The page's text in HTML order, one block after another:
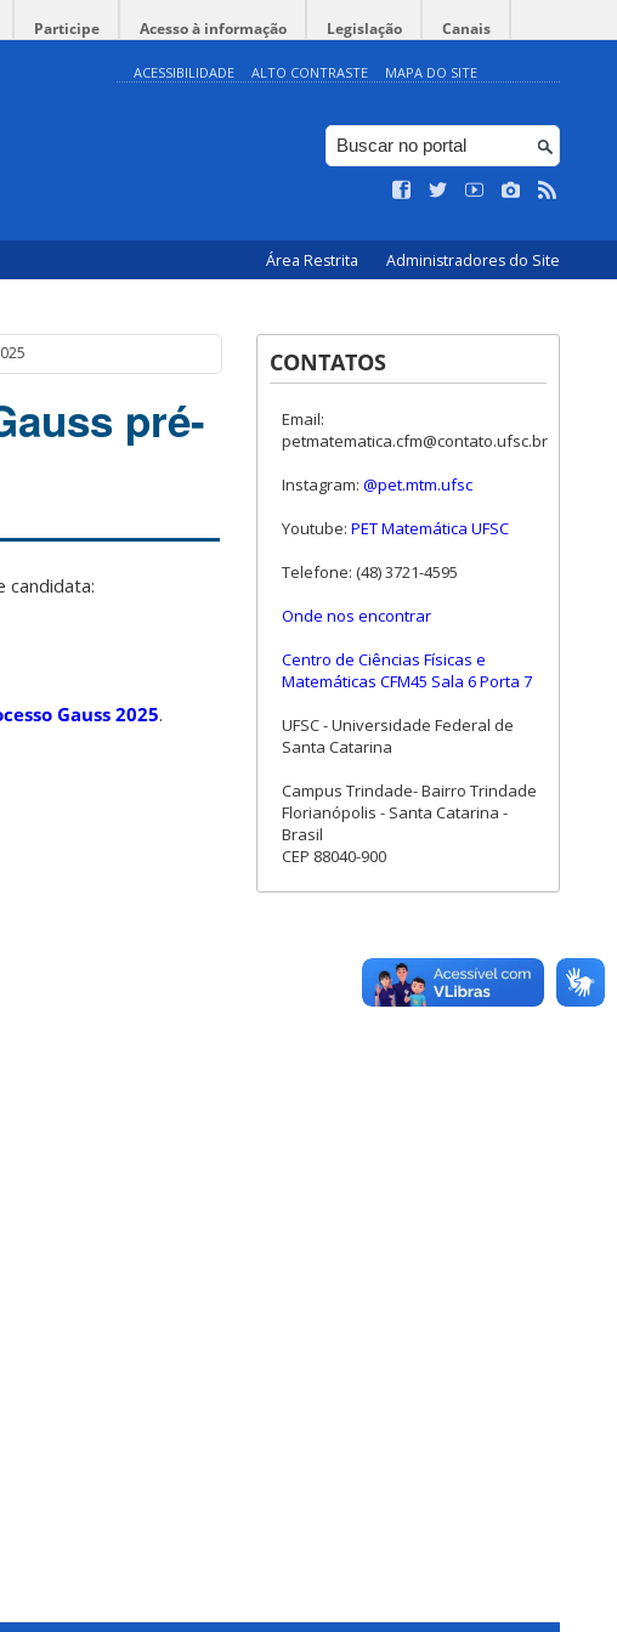
Participe Acesso à informação Legislação Canais
ACESSIBILIDADE ALTO CONTRASTE MAPA DO SITE
Área Restrita Administradores do Site
pré-
candidata:
Gauss 2025.
CONTATOS
Email:
petmatematica.cfm@contato.ufsc.br
Instagram: @pet.mtm.ufsc
Youtube: PET Matemática UFSC
Telefone: (48) 3721-4595
Onde nos encontrar
Centro de Ciências Físicas e
Matemáticas CFM45 Sala 6 Porta 7
UFSC - Universidade Federal de
Santa Catarina
Campus Trindade- Bairro Trindade
Florianópolis - Santa Catarina -
Brasil
CEP 88040-900